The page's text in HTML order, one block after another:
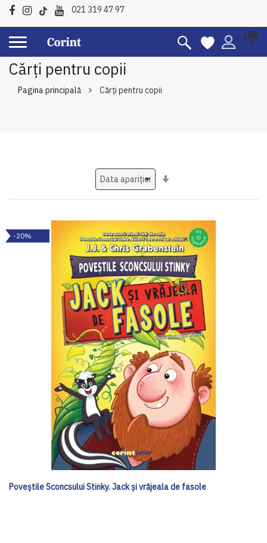
021 319 47 97
Cărți pentru copii
Pagina principală Cărți pentru copii
-20%
Poveștile Sconcsului Stinky. Jack și vrăjeala de fasole